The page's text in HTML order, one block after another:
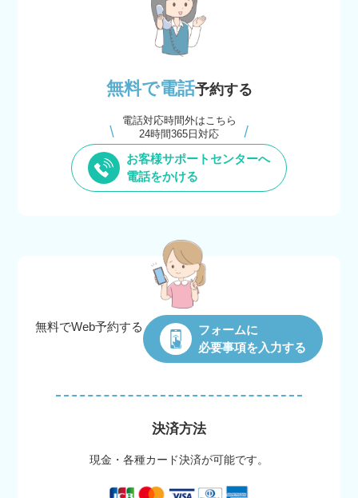
無料で電話予約する
電話対応時間外はこちら
24時間365日対応
お客様サポートセンターへ
電話をかける
無料でWeb予約する
フォームに
必要事項を入力する
決済方法
現金・各種カード決済が可能です。